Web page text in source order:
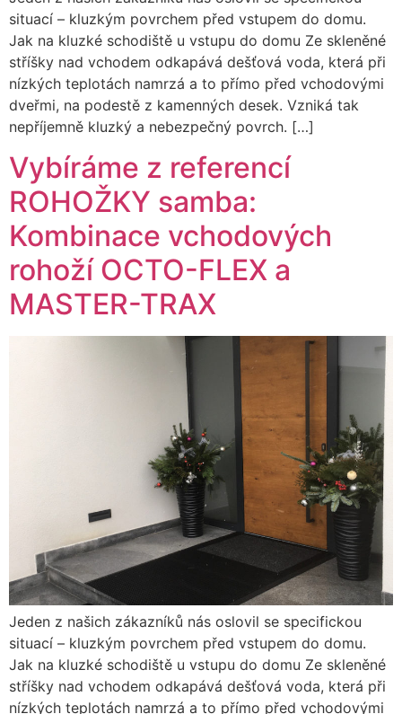
situací – kluzkým povrchem před vstupem do domu.
Jak na kluzké schodiště u vstupu do domu Ze skleněné
stříšky nad vchodem odkapává dešťová voda, která při
nízkých teplotách namrzá a to přímo před vchodovými
dveřmi, na podestě z kamenných desek. Vzniká tak
nepříjemně kluzký a nebezpečný povrch. […]
Vybíráme z referencí
ROHOŽKY samba:
Kombinace vchodových
rohoží OCTO-FLEX a
MASTER-TRAX
Jeden z našich zákazníků nás oslovil se specifickou
situací – kluzkým povrchem před vstupem do domu.
Jak na kluzké schodiště u vstupu do domu Ze skleněné
stříšky nad vchodem odkapává dešťová voda, která při
nízkých teplotách namrzá a to přímo před vchodovými